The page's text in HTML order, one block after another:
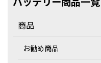
商品
お勧め商品